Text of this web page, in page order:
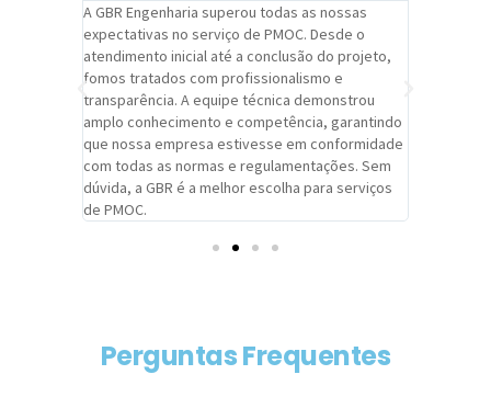
A GBR Engenharia superou todas as nossas
expectativas no serviço de PMOC. Desde o
atendimento inicial até a conclusão do projeto,
fomos tratados com profissionalismo e
transparência. A equipe técnica demonstrou
amplo conhecimento e competência, garantindo
que nossa empresa estivesse em conformidade
com todas as normas e regulamentações. Sem
dúvida, a GBR é a melhor escolha para serviços
de PMOC.
Perguntas Frequentes